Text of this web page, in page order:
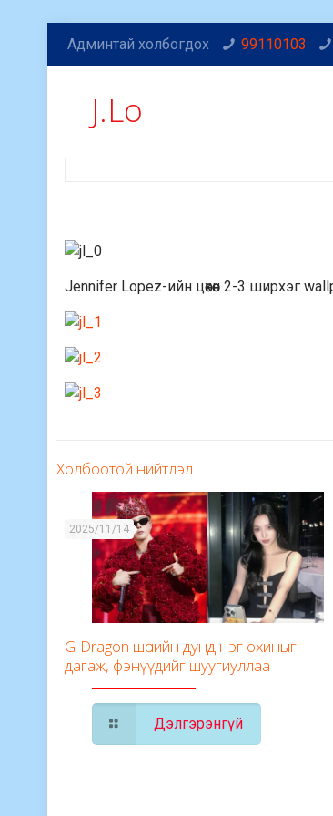
Админтай холбогдох 99110103
J.Lo
Jennifer Lopez-ийн цөөхөөн 2-3 ширхэг
Холбоотой нийтлэл
2025/11/14
G-Dragon шөнийн дунд нэг охиныг
дагаж, фэнүүдийг шуугиуллаа
Дэлгэрэнгүй